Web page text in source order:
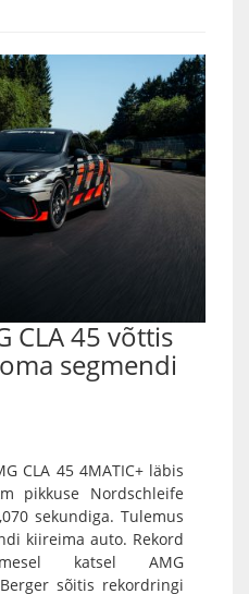
CLA 45 võttis
segmendi
CLA 45 4MATIC+ läbis
pikkuse Nordschleife
sekundiga. Tulemus
kiireima auto. Rekord
katsel AMG
sõitis rekordringi